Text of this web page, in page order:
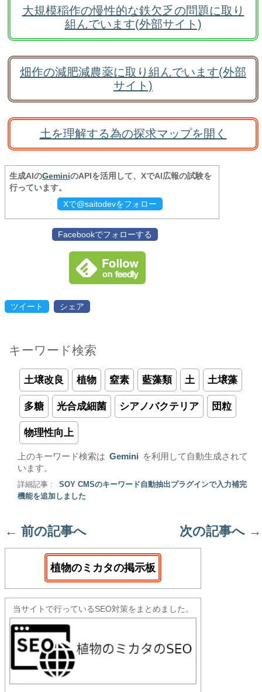
大規模稲作の慢性的な鉄欠乏の問題に取り
組んでいます(外部サイト)
畑作の減肥減農薬に取り組んでいます(外部
サイト)
土を理解する為の探求マップを開く
生成AIのGeminiのAPIを活用して、XでAI広報の試験を
行っています。
Xで@saitodevをフォロー
Facebookでフォローする
ツイート シェア
キーワード検索
土壌改良 植物 窒素 藍藻類 土 土壌藻
多糖 光合成細菌 シアノバクテリア 団粒
物理性向上
上のキーワード検索は Gemini
を利用して自動生成されて
います。
詳細記事 :
SOY CMSのキーワード自動抽出プラグインで入力補完
機能を追加しました
← 前の記事へ 次の記事へ →
植物のミカタの掲示板
当サイトで行っているSEO対策をまとめました。